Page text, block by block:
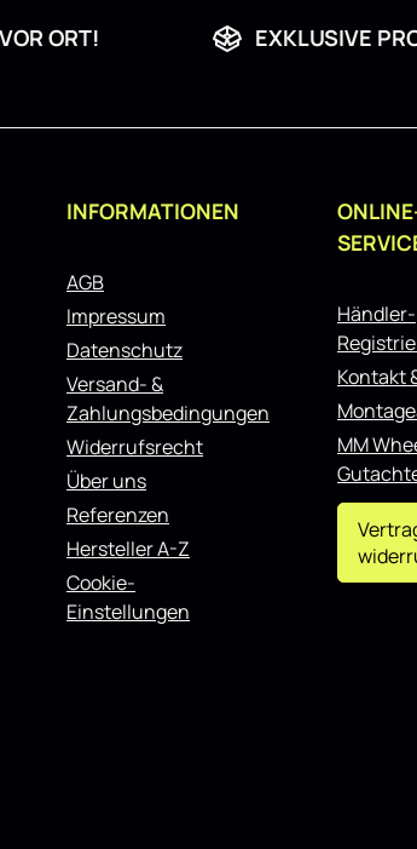
ORT! EXKLUSIVE
INFORMATIONEN
AGB
Impressum
Datenschutz
Versand- &
Zahlungsbedingungen
Widerrufsrecht
Über uns
Referenzen
Hersteller A-Z
Cookie-
Einstellungen
Händler-
Kontakt
MM